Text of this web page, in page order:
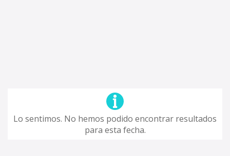
Lo sentimos. No hemos podido encontrar resultados
para esta fecha.